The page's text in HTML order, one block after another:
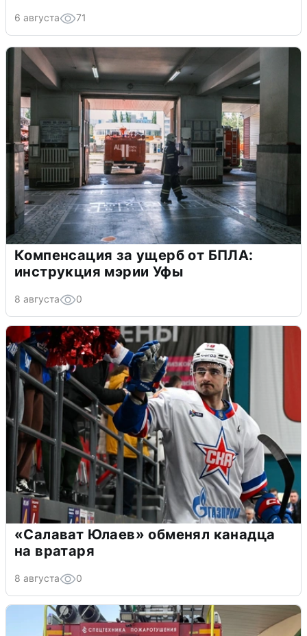
6 августа 71
Компенсация за ущерб от БПЛА:
инструкция мэрии Уфы
8 августа 0
«Салават Юлаев» обменял канадца
на вратаря
8 августа 0